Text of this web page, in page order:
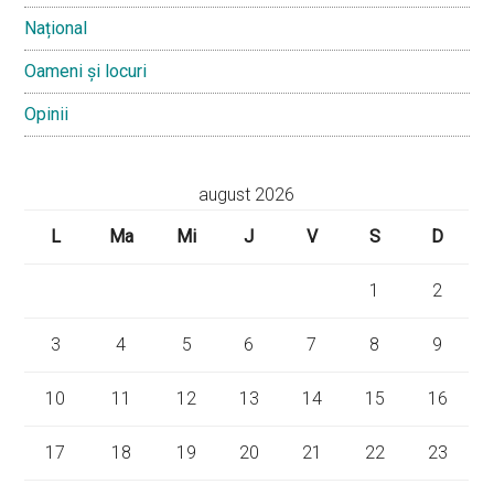
Național
Oameni și locuri
Opinii
august 2026
L
Ma Mi J V S D
1 2
3 4 5 6 7 8 9
10 11 12 13 14 15 16
17 18 19 20 21 22 23